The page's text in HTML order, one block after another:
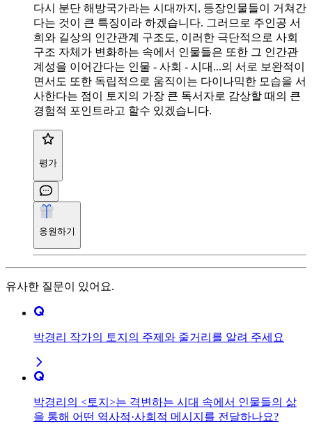
다시 분단 해방국가라는 시대까지, 등장인물들이 거쳐간
다는 것이 큰 특징이라 하겠습니다. 그러므로 주인공 서
희와 길상의 인간관계 구조도, 이러한 극단적으로 사회
구조 자체가 변화하는 속에서 인물들은 또한 그 인간관
계성을 이어간다는 인물 - 사회 - 시대...의 서로 보완적이
면서도 또한 독립적으로 움직이는 다이나믹한 모습을 서
사한다는 점이 토지의 가장 큰 독서자로 감상할 때의 큰
경험적 포인트라고 할수 있겠습니다.
평가
응원하기
유사한 질문이 있어요.
박경리 작가의 토지의 주제와 줄거리를 알려 주세요
박경리의 <토지>는 격변하는 시대 속에서 인물들의 삶
을 통해 어떤 역사적·사회적 메시지를 전달하나요?